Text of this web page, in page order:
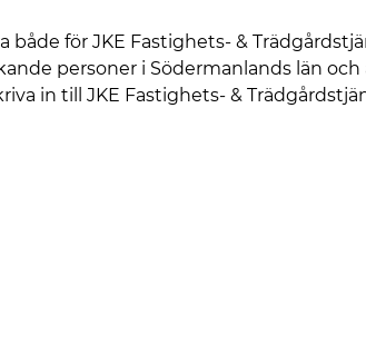
för JKE Fastighets- &
personer i Södermanlands län
in till JKE Fastighets- &